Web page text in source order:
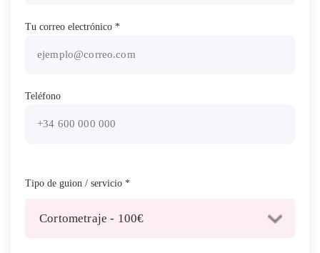
Tu correo electrónico *
Teléfono
Tipo de guion / servicio *